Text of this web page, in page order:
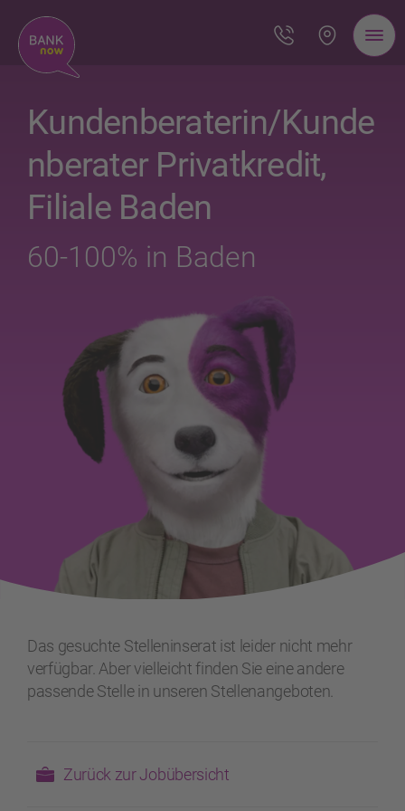
Kundenberaterin/Kunde
nberater Privatkredit,
Filiale Baden
60-100% in Baden
Das gesuchte Stelleninserat ist leider nicht mehr
verfügbar. Aber vielleicht finden Sie eine andere
passende Stelle in unseren Stellenangeboten.
Zurück zur Jobübersicht